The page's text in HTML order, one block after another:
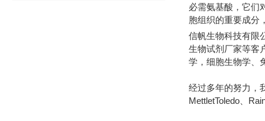
必需氨基酸，它们
胞组织的重要成分
信帆生物科技有限
生物试剂厂家等客
学，细胞生物学、
经过多年的努力，
MettletToledo、